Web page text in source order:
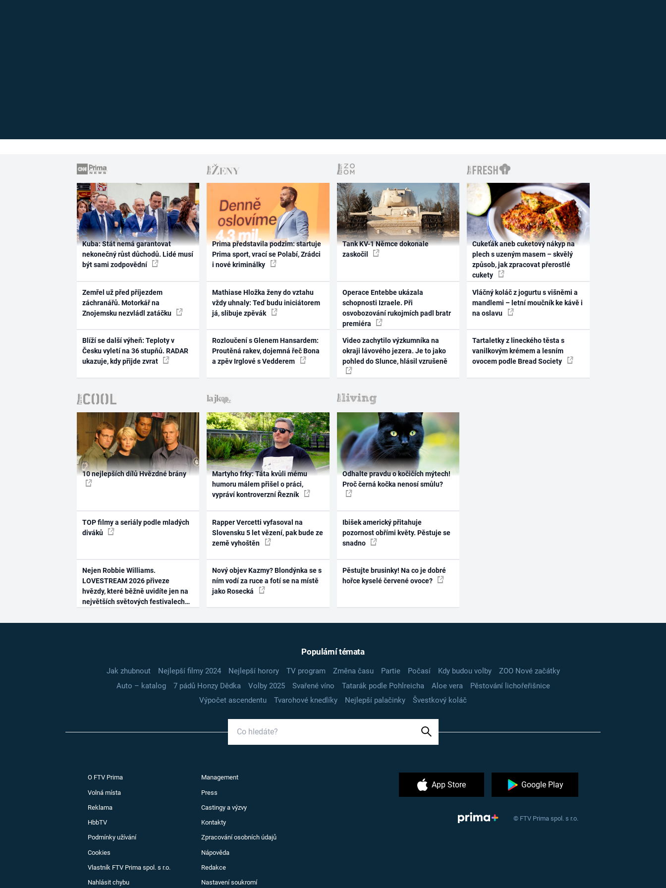
Kuba: Stát nemá garantovat
nekonečný růst důchodů. Lidé musí
být sami zodpovědní
Zemřel už před příjezdem
záchranářů. Motorkář na
Znojemsku nezvládl zatáčku
Blíží se další výheň: Teploty v
Česku vyletí na 36 stupňů. RADAR
ukazuje, kdy přijde zvrat
Prima představila podzim: startuje
Prima sport, vrací se Polabí, Zrádci
i nové kriminálky
Mathiase Hložka ženy do vztahu
vždy uhnaly: Teď budu iniciátorem
já, slibuje zpěvák
Rozloučení s Glenem Hansardem:
Proutěná rakev, dojemná řeč Bona
a zpěv Irglové s Vedderem
Tank KV-1 Němce dokonale
zaskočil
Operace Entebbe ukázala
schopnosti Izraele. Při
osvobozování rukojmích padl bratr
premiéra
Video zachytilo výzkumníka na
okraji lávového jezera. Je to jako
pohled do Slunce, hlásil vzrušeně
Cukeťák aneb cuketový nákyp na
plech s uzeným masem – skvělý
způsob, jak zpracovat přerostlé
cukety
Vláčný koláč z jogurtu s višněmi a
mandlemi – letní moučník ke kávě i
na oslavu
Tartaletky z lineckého těsta s
vanilkovým krémem a lesním
ovocem podle Bread Society
10 nejlepších dílů Hvězdné brány
TOP filmy a seriály podle mladých
diváků
Nejen Robbie Williams.
LOVESTREAM 2026 přiveze
hvězdy, které běžně uvidíte jen na
největších světových festivalech
Martyho frky: Táta kvůli mému
humoru málem přišel o práci,
vypráví kontroverzní Řezník
Rapper Vercetti vyfasoval na
Slovensku 5 let vězení, pak bude ze
země vyhoštěn
Nový objev Kazmy? Blondýnka se s
ním vodí za ruce a fotí se na místě
jako Rosecká
Odhalte pravdu o kočičích mýtech!
Proč černá kočka nenosí smůlu?
Ibišek americký přitahuje
pozornost obřími květy. Pěstuje se
snadno
Pěstujte brusinky! Na co je dobré
hořce kyselé červené ovoce?
Populární témata
Jak zhubnout Nejlepší filmy 2024 Nejlepší horory TV program Změna času Partie Počasí Kdy budou volby
ZOO Nové začátky
Auto – katalog
7 pádů Honzy Dědka Volby 2025 Svařené víno Tatarák podle Pohlreicha Aloe vera
Pěstování lichořeřišnice
Výpočet ascendentu
Tvarohové knedlíky Nejlepší palačinky Švestkový koláč
O FTV Prima Management
Volná místa Press
Reklama Castingy a výzvy
HbbTV Kontakty
Podmínky užívání Zpracování osobních údajů
Cookies Nápověda
Vlastník FTV Prima spol. s r.o. Redakce
Nahlásit chybu Nastavení soukromí
App Store Google Play
© FTV Prima spol. s r.o.